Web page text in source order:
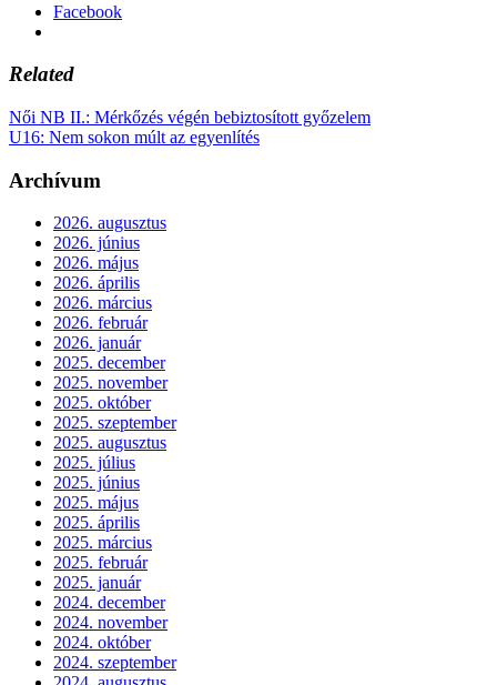
Facebook
Related
Női NB II.: Mérkőzés végén bebiztosított győzelem
U16: Nem sokon múlt az egyenlítés
Archívum
2026. augusztus
2026. június
2026. május
2026. április
2026. március
2026. február
2026. január
2025. december
2025. november
2025. október
2025. szeptember
2025. augusztus
2025. július
2025. június
2025. május
2025. április
2025. március
2025. február
2025. január
2024. december
2024. november
2024. október
2024. szeptember